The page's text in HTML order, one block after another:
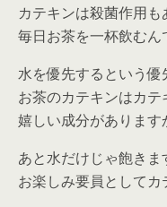
カテキンは殺菌作用
毎日お茶を一杯飲むん
水を優先するという優
お茶のカテキンはカ
嬉しい成分があります
あと水だけじゃ飽きま
お楽しみ要員としてカ